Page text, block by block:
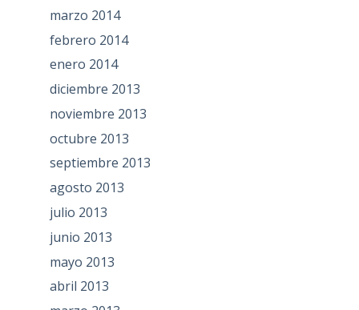
marzo 2014
febrero 2014
enero 2014
diciembre 2013
noviembre 2013
octubre 2013
septiembre 2013
agosto 2013
julio 2013
junio 2013
mayo 2013
abril 2013